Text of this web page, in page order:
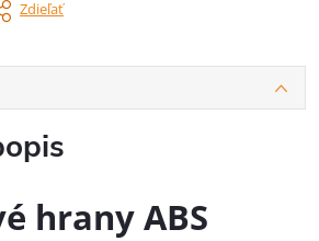
Zdieľať
hrany ABS